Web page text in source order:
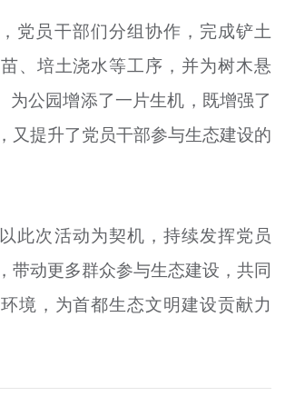
党员干部们分组协作，完成铲土
、培土浇水等工序，并为树木悬
为公园增添了一片生机，既增强了
又提升了党员干部参与生态建设的
此次活动为契机，持续发挥党员
带动更多群众参与生态建设，共同
境，为首都生态文明建设贡献力